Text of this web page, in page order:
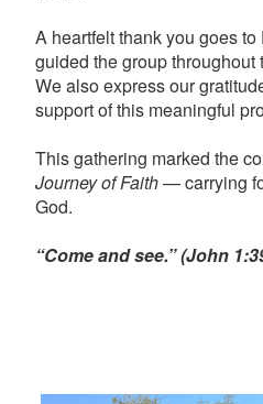
A heartfelt thank you goes
guided the group throughout
We also express our
support of this meaningful
This gathering marked the
Journey of Faith— carrying
God.
“Come and see.” (John